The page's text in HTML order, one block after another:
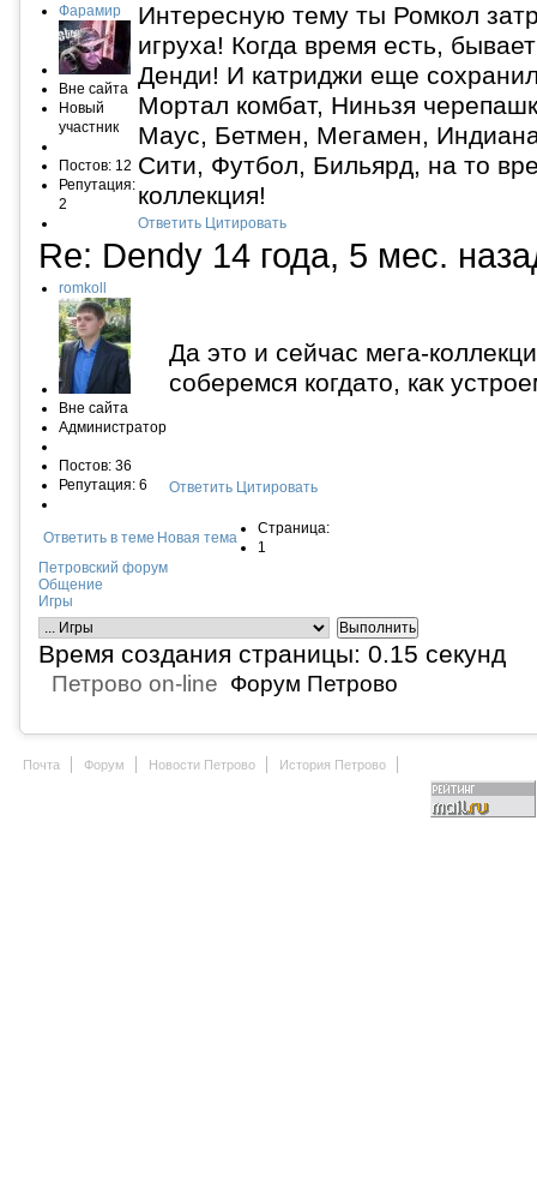
Фарамир
Вне сайта
Новый
участник
Постов: 12
Репутация:
2
Интересную тему ты Ромкол
игруха! Когда время есть,
Денди! И катриджи еще
Мортал комбат, Ниньзя
Маус, Бетмен, Мегамен,
Сити, Футбол, Бильярд, на то
коллекция!
Ответить Цитировать
Re: Dendy 14 года, 5 мес.
romkoll
Вне сайта
Администратор
Постов: 36
Репутация: 6
Да это и сейчас мега-
соберемся когдато, как
Ответить Цитировать
Ответить в теме Новая тема
Страница:
1
Петровский форум
Общение
Игры
Время создания страницы: 0.15 секунд
Петрово on-line Форум Петрово
Почта Форум Новости Петрово История Петрово